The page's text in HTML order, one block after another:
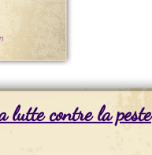
lutte contre la peste